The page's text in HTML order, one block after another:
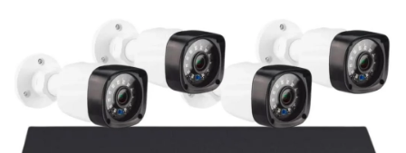
Ativar tradutor em libras